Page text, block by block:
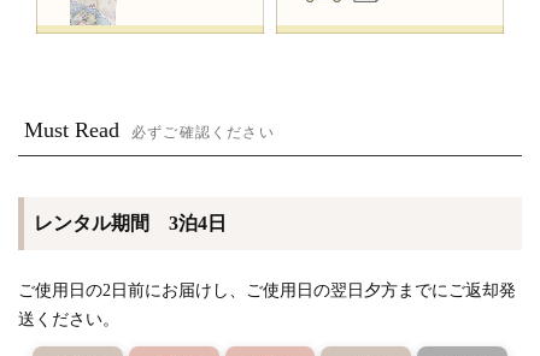
Must Read 必ずご確認ください
レンタル期間 3泊4日
ご使用日の2日前にお届けし、ご使用日の翌日夕方までにご返却発
送ください。